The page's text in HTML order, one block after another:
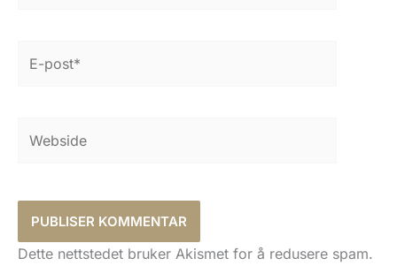
post*
Dette nettstedet bruker Akismet for å redusere spam.